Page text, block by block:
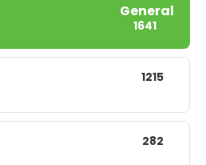
General
1641
1215
282